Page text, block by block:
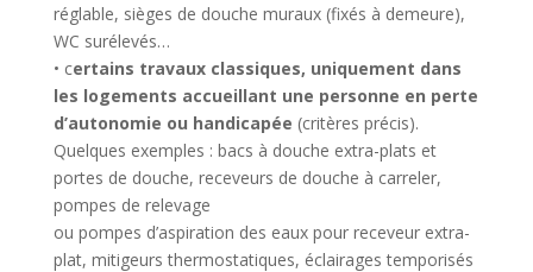
réglable, sièges de douche muraux (fixés à demeure),
WC surélevés…
• certains travaux classiques, uniquement dans
les logements accueillant une personne en perte
d’autonomie ou handicapée (critères précis).
Quelques exemples : bacs à douche extra-plats et
portes de douche, receveurs de douche à carreler,
pompes de relevage
ou pompes d’aspiration des eaux pour receveur extra-
plat, mitigeurs thermostatiques, éclairages temporisés